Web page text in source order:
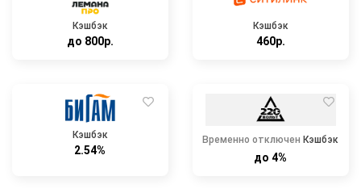
Кэшбэк
до 800р.
Кэшбэк
460р.
Кэшбэк
2.54%
Временно отключен Кэшбэк
до 4%